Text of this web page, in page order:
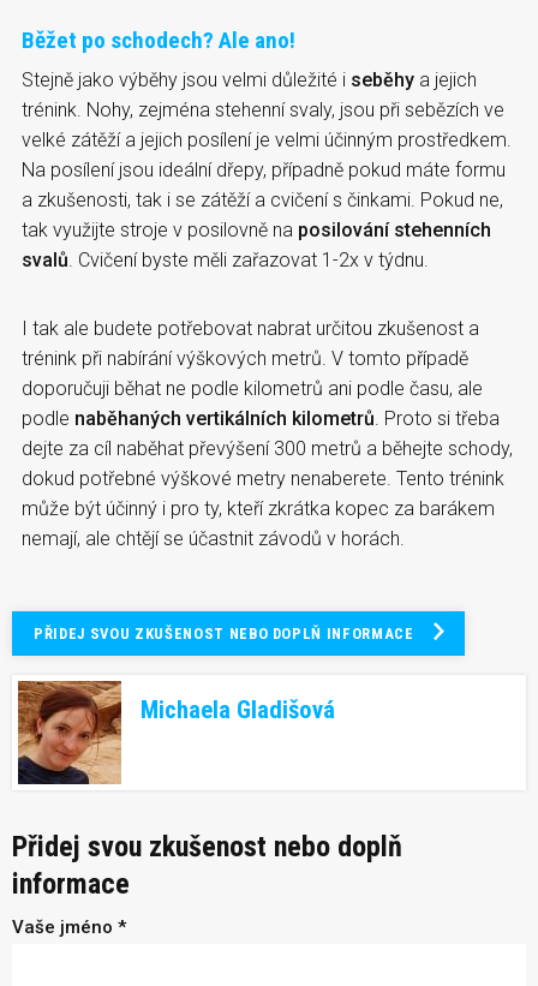
Běžet po schodech? Ale ano!
Stejně jako výběhy jsou velmi důležité i seběhy a jejich
trénink. Nohy, zejména stehenní svaly, jsou při sebězích ve
velké zátěží a jejich posílení je velmi účinným prostředkem.
Na posílení jsou ideální dřepy, případně pokud máte formu
a zkušenosti, tak i se zátěží a cvičení s činkami. Pokud ne,
tak využijte stroje v posilovně na posilování stehenních
svalů . Cvičení byste měli zařazovat 1-2x v týdnu.
I tak ale budete potřebovat nabrat určitou zkušenost a
trénink při nabírání výškových metrů. V tomto případě
doporučuji běhat ne podle kilometrů ani podle času, ale
podle naběhaných vertikálních kilometrů . Proto si třeba
dejte za cíl naběhat převýšení 300 metrů a běhejte schody,
dokud potřebné výškové metry nenaberete. Tento trénink
může být účinný i pro ty, kteří zkrátka kopec za barákem
nemají, ale chtějí se účastnit závodů v horách.
PŘIDEJ SVOU ZKUŠENOST NEBO DOPLŇ INFORMACE
Michaela Gladišová
Přidej svou zkušenost nebo doplň
informace
Vaše jméno *